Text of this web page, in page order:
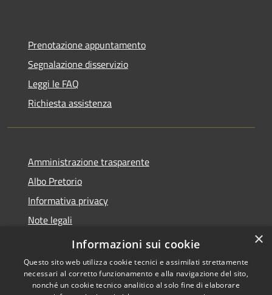
Prenotazione appuntamento
Segnalazione disservizio
Leggi le FAQ
Richiesta assistenza
Amministrazione trasparente
Albo Pretorio
Informativa privacy
Note legali
Dichiarazione di accessibilità
×
Informazioni sui cookie
Questo sito web utilizza cookie tecnici e assimilati strettamente
necessari al corretto funzionamento e alla navigazione del sito,
nonché un cookie tecnico analitico al solo fine di elaborare